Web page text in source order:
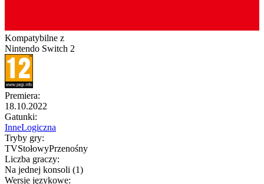
Kompatybilne z
Nintendo Switch 2
Premiera:
18.10.2022
Gatunki:
InneLogiczna
Tryby gry:
TVStołowyPrzenośny
Liczba graczy:
Na jednej konsoli (1)
Wersje językowe: